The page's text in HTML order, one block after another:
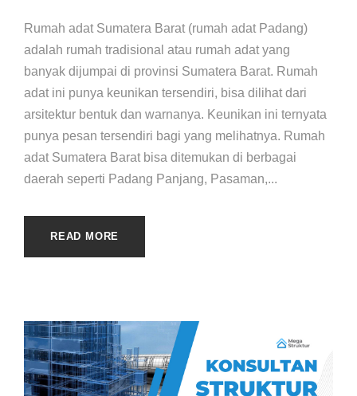
Rumah adat Sumatera Barat (rumah adat Padang)
adalah rumah tradisional atau rumah adat yang
banyak dijumpai di provinsi Sumatera Barat. Rumah
adat ini punya keunikan tersendiri, bisa dilihat dari
arsitektur bentuk dan warnanya. Keunikan ini ternyata
punya pesan tersendiri bagi yang melihatnya. Rumah
adat Sumatera Barat bisa ditemukan di berbagai
daerah seperti Padang Panjang, Pasaman,...
READ MORE